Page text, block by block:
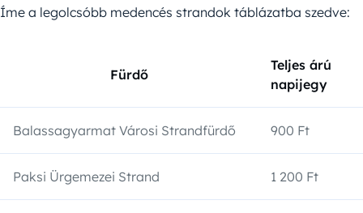
Íme a legolcsóbb medencés strandok táblázatba szedve:
Fürdő
Teljes árú
napijegy
Balassagyarmat Városi Strandfürdő 900 Ft
Paksi Ürgemezei Strand 1 200 Ft